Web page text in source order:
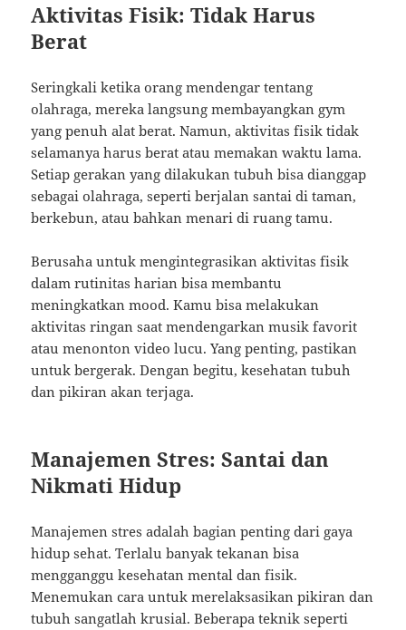
Aktivitas Fisik: Tidak Harus
Berat
Seringkali ketika orang mendengar tentang
olahraga, mereka langsung membayangkan gym
yang penuh alat berat. Namun, aktivitas fisik tidak
selamanya harus berat atau memakan waktu lama.
Setiap gerakan yang dilakukan tubuh bisa dianggap
sebagai olahraga, seperti berjalan santai di taman,
berkebun, atau bahkan menari di ruang tamu.
Berusaha untuk mengintegrasikan aktivitas fisik
dalam rutinitas harian bisa membantu
meningkatkan mood. Kamu bisa melakukan
aktivitas ringan saat mendengarkan musik favorit
atau menonton video lucu. Yang penting, pastikan
untuk bergerak. Dengan begitu, kesehatan tubuh
dan pikiran akan terjaga.
Manajemen Stres: Santai dan
Nikmati Hidup
Manajemen stres adalah bagian penting dari gaya
hidup sehat. Terlalu banyak tekanan bisa
mengganggu kesehatan mental dan fisik.
Menemukan cara untuk merelaksasikan pikiran dan
tubuh sangatlah krusial. Beberapa teknik seperti